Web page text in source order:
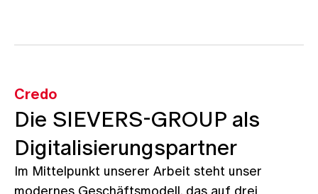
Credo
Die SIEVERS-GROUP als
Digitalisierungspartner
Im Mittelpunkt unserer Arbeit steht unser